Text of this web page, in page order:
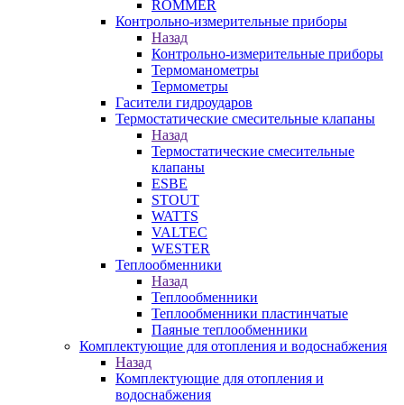
ROMMER
Контрольно-измерительные приборы
Назад
Контрольно-измерительные приборы
Термоманометры
Термометры
Гасители гидроударов
Термостатические смесительные клапаны
Назад
Термостатические смесительные
клапаны
ESBE
STOUT
WATTS
VALTEC
WESTER
Теплообменники
Назад
Теплообменники
Теплообменники пластинчатые
Паяные теплообменники
Комплектующие для отопления и водоснабжения
Назад
Комплектующие для отопления и
водоснабжения